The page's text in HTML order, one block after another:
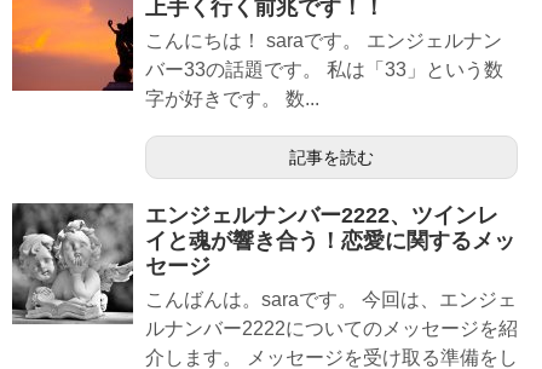
上手く行く前兆です！！
こんにちは！ saraです。 エンジェルナン
バー33の話題です。 私は「33」という数
字が好きです。 数...
記事を読む
エンジェルナンバー2222、ツインレ
イと魂が響き合う！恋愛に関するメッ
セージ
こんばんは。saraです。 今回は、エンジェ
ルナンバー2222についてのメッセージを紹
介します。 メッセージを受け取る準備をし